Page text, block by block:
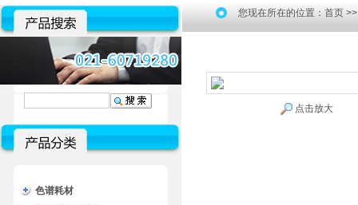
色谱耗材
您现在所在的位置： 首页
点击放大